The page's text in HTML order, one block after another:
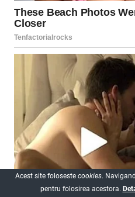
Acest site foloseste cookies.
pentru folosirea acestora.